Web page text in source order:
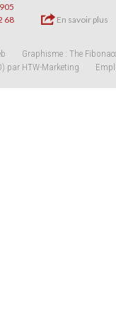
68
En savoir plus
Graphisme : The
par HTW-Marketing